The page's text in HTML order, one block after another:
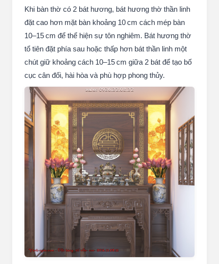
cần ưu tiên vị trí so với các đồ lễ khác để thể hiện sự
tôn kính, tốt nhất đặt ở trung tâm hoặc tạo sự đẳng
cấp và cân bằng.
Quy tắc an vị bàn thờ có 2 bát hương
Khi bàn thờ có 2 bát hương, bát hương thờ thần linh
đặt cao hơn mặt bàn khoảng 10 cm cách mép bàn
10–15 cm để thể hiện sự tôn nghiêm. Bát hương thờ
tổ tiên đặt phía sau hoặc thấp hơn bát thần linh một
chút giữ khoảng cách 10–15 cm giữa 2 bát để tạo bố
cục cân đối, hài hòa và phù hợp phong thủy.